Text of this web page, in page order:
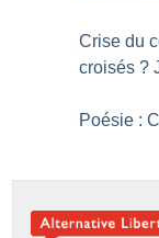
Crise du
croisés ?
Poésie :